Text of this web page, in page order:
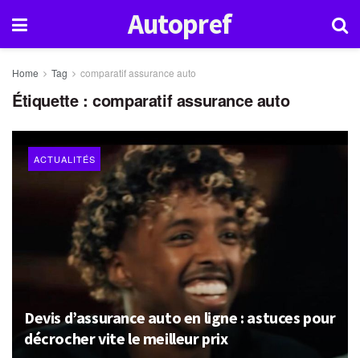
Autopref
Home Tag comparatif assurance auto
Étiquette :comparatif assurance auto
ACTUALITÉS
Devis d’assurance auto en ligne : astuces pour
décrocher vite le meilleur prix